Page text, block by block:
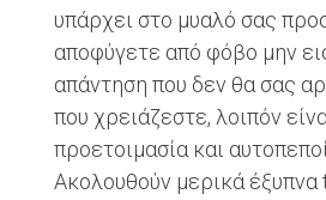
υπάρχει στο μυαλό σας
αποφύγετε από φόβο μην
απάντηση που δεν θα σας
που χρειάζεστε, λοιπόν
προετοιμασία και
Ακολουθούν μερικά έξυπνα